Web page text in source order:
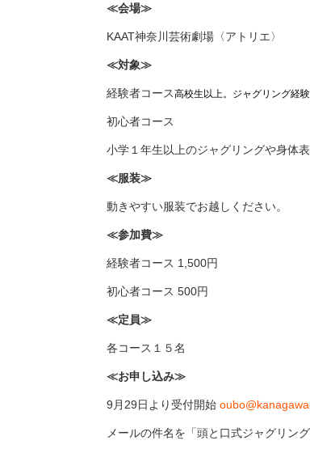
≪会場≫
KAAT神奈川芸術劇場〈アトリエ〉
≪対象≫
経験者コース高校生以上。ジャグリング経
初心者コース
小学１年生以上のジャグリングや身体
≪服装≫
動きやすい服装でお越しください。
≪参加費≫
経験者コース 1,500円
初心者コース 500円
≪定員≫
各コース１５名
≪お申し込み≫
9月29日より受付開始
メールの件名を「頭と口式ジャグリン